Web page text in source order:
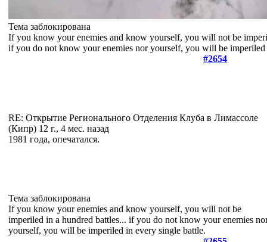
Тема заблокирована
If you know your enemies and know yourself, you will not be
if you do not know your enemies nor yourself, you will be
#2654
RE: Открытие Регионального Отделения Клуба в Лимассоле
(Кипр) 12 г., 4 мес. назад
1981 года, опечатался.
Тема заблокирована
If you know your enemies and know yourself, you will not be
imperiled in a hundred battles... if you do not know your enemies
yourself, you will be imperiled in every single battle.